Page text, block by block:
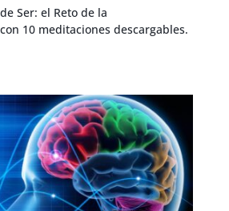
Ser: el Reto de la
10 meditaciones descargables.